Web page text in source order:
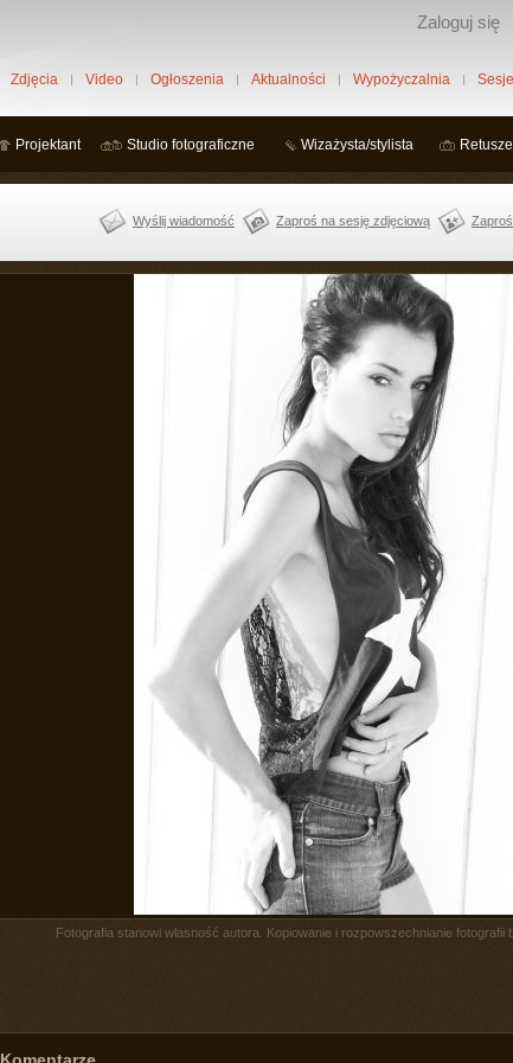
Zaloguj się
Zdjęcia Video Ogłoszenia Aktualności Wypożyczalnia
Projektant Studio fotograficzne Wizażysta/stylista
Wyślij wiadomość Zaproś na sesję zdjęciową
Fotografia stanowi własność autora. Kopiowanie i rozpowszechnianie fotografii